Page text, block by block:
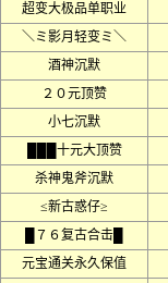
超变大极品单职业
＼ミ影月轻变ミ＼
酒神沉默
２０元顶赞
小七沉默
███十元大顶赞
杀神鬼斧沉默
≤新古惑仔≥
█７６复古合击█
元宝通关永久保值